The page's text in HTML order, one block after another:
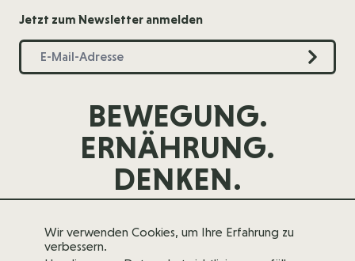
Wir verwenden Cookies, um Ihre Erfahrung zu
verbessern.
BEWEGUNG.
ERNÄHRUNG.
DENKEN.
Jetzt zum Newsletter anmelden